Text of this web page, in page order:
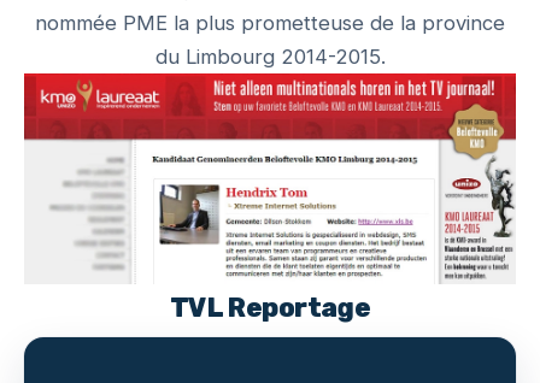
nommée PME la plus prometteuse de la province
du Limbourg 2014-2015.
TVL Reportage